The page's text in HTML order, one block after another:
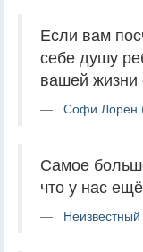
Если вам
себе душу
вашей
Софи Лорен
Самое
что у нас